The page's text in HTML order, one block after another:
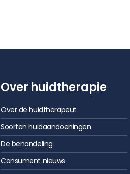
Over huidtherapie
Over de huidtherapeut
Soorten huidaandoeningen
De behandeling
Consument nieuws